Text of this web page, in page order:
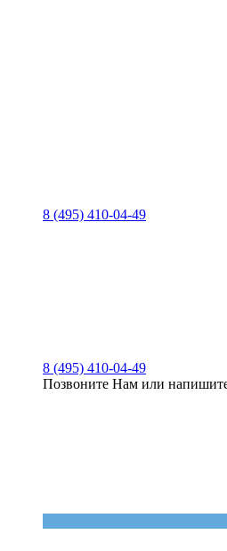
8 (495) 410-04-49
8 (495) 410-04-49
Позвоните Нам или